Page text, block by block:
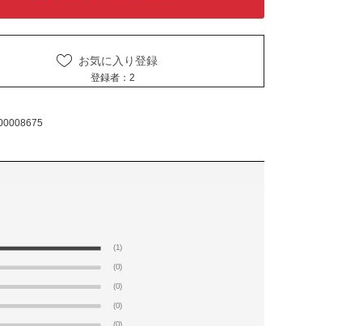
お気に入り登録
登録者： 2
(1)
(0)
(0)
(0)